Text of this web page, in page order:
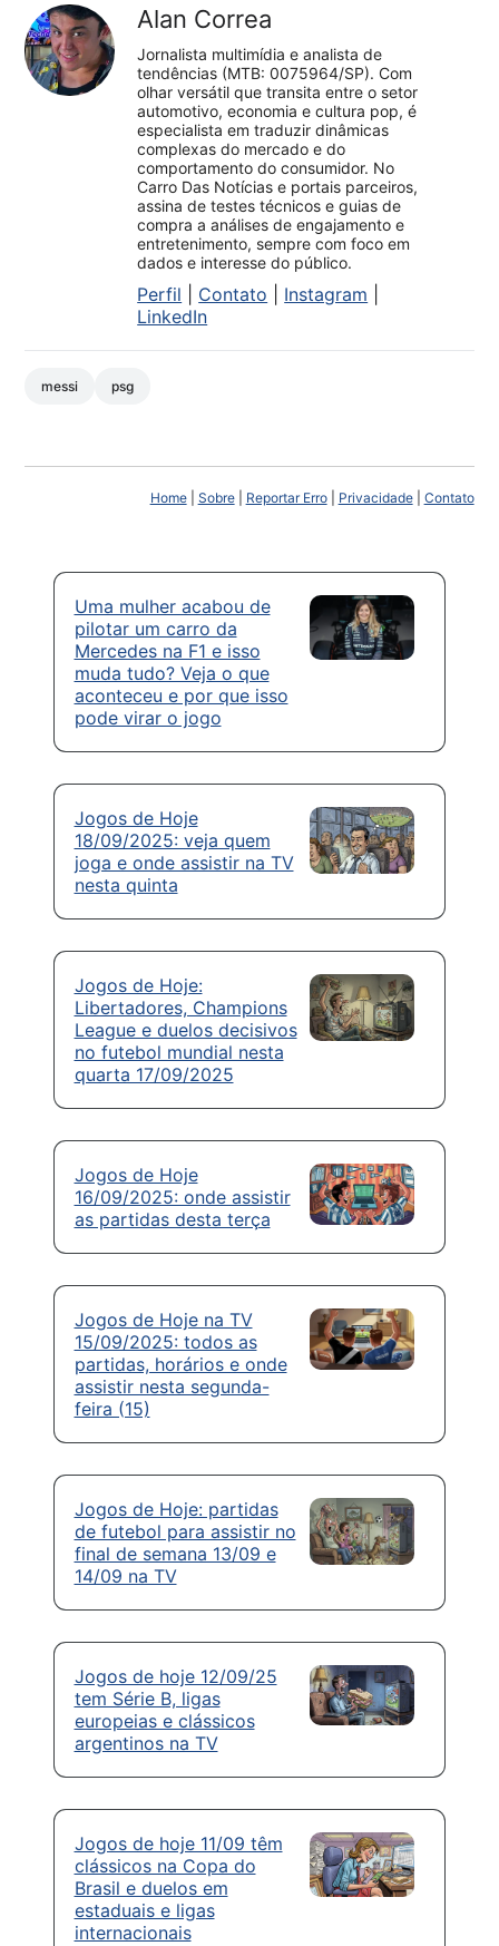
Alan Correa
Jornalista multimídia e analista de
tendências (MTB: 0075964/SP). Com
olhar versátil que transita entre o setor
automotivo, economia e cultura pop, é
especialista em traduzir dinâmicas
complexas do mercado e do
comportamento do consumidor. No
Carro Das Notícias e portais parceiros,
assina de testes técnicos e guias de
compra a análises de engajamento e
entretenimento, sempre com foco em
dados e interesse do público.
Perfil Contato Instagram
LinkedIn
messi psg
Home| Sobre| Reportar Erro| Privacidade| Contato
Uma mulher acabou de
pilotar um carro da
Mercedes na F1 e isso
muda tudo? Veja o que
aconteceu e por que isso
pode virar o jogo
Jogos de Hoje
18/09/2025: veja quem
joga e onde assistir na TV
nesta quinta
Jogos de Hoje:
Libertadores, Champions
League e duelos decisivos
no futebol mundial nesta
quarta 17/09/2025
Jogos de Hoje
16/09/2025: onde assistir
as partidas desta terça
Jogos de Hoje na TV
15/09/2025: todos as
partidas, horários e onde
assistir nesta segunda-
feira (15)
Jogos de Hoje: partidas
de futebol para assistir no
final de semana 13/09 e
14/09 na TV
Jogos de hoje 12/09/25
tem Série B, ligas
europeias e clássicos
argentinos na TV
Jogos de hoje 11/09 têm
clássicos na Copa do
Brasil e duelos em
estaduais e ligas
internacionais